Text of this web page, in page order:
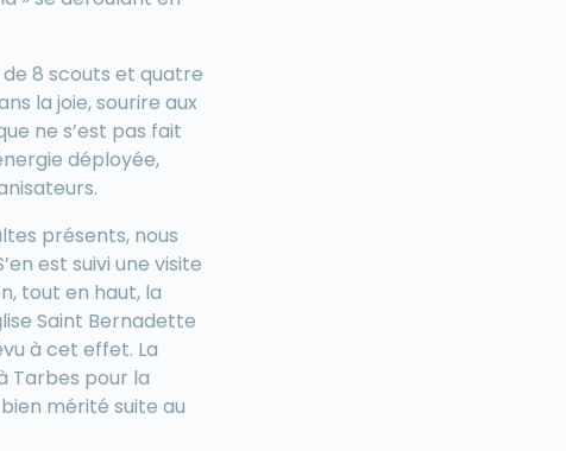
8 scouts et quatre
la joie, sourire aux
ne s’est pas fait
déployée,
présents, nous
est suivi une visite
tout en haut, la
Saint Bernadette
à cet effet. La
Tarbes pour la
mérité suite au